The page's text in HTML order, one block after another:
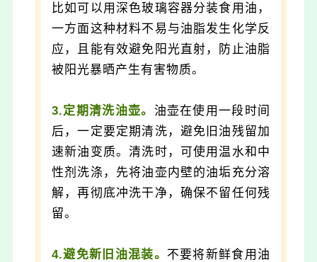
比如可以用深色玻璃容器分装食用油，
一方面这种材料不易与油脂发生化学反
应，且能有效避免阳光直射，防止油脂
被阳光暴晒产生有害物质。
3.定期清洗油壶。 油壶在使用一段时间
后，一定要定期清洗，避免旧油残留加
速新油变质。清洗时，可使用温水和中
性剂洗涤，先将油壶内壁的油垢充分溶
解，再彻底冲洗干净，确保不留任何残
留。
4.避免新旧油混装。 不要将新鲜食用油